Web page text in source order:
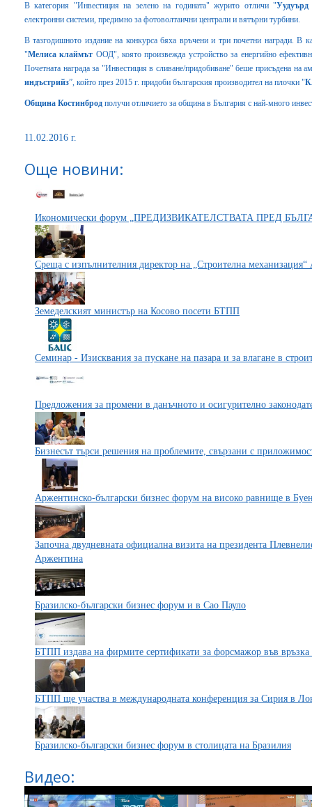
В категория "Инвестиция на зелено на годината" журито отличи "
електронни системи, предимно за фотоволтаични централи и вятърни турбини.
В тазгодишното издание на конкурса бяха връчени и три почетни награди. В
"Мелиса клаймът ООД", която произвежда устройство за енергийно
Почетната награда за "Инвестиция в сливане/придобиване" беше присъдена на
индъстрийз”, който през 2015 г. придоби българския производител на плочки "
Община Костинброд получи отличието за община в България с най-много
11.02.2016 г.
Още новини:
Икономически форум „ПРЕДИЗВИКАТЕЛСТВАТА ПРЕД
Среща с изпълнителния директор на „Строителна
Земеделският министър на Косово посети БТПП
Семинар - Изисквания за пускане на пазара и за влагане в
Предложения за промени в данъчното и осигурително
Бизнесът търси решения на проблемите, свързани с
Аржентинско-български бизнес форум на високо равнище в
Започна двудневната официална визита на президента
Аржентина
Бразилско-български бизнес форум и в Сао Пауло
БТПП издава на фирмите сертификати за форсмажор във връзка
БТПП ще участва в международната конференция за Сирия в
Бразилско-български бизнес форум в столицата на Бразилия
Видео: